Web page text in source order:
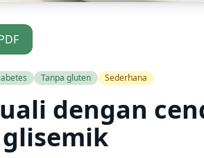
Tanpa gluten Sederhana
dengan